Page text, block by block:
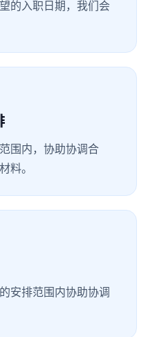
的入职日期，我们会
围内，协助协调合
料。
安排范围内协助协调